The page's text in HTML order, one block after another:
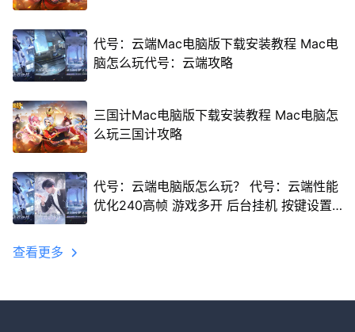
代号：云端Mac电脑版下载安装教程 Mac电
脑怎么玩代号：云端攻略
三国计Mac电脑版下载安装教程 Mac电脑怎
么玩三国计攻略
代号：云端电脑版怎么玩？ 代号：云端性能
优化240高帧 游戏多开 后台挂机 按键设置
查看更多